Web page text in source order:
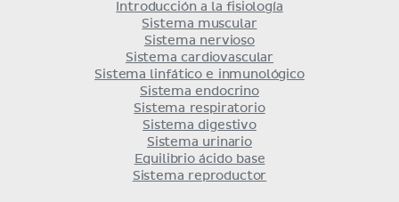
Introducción a la fisiología
Sistema muscular
Sistema nervioso
Sistema cardiovascular
Sistema linfático e inmunológico
Sistema endocrino
Sistema respiratorio
Sistema digestivo
Sistema urinario
Equilibrio ácido base
Sistema reproductor